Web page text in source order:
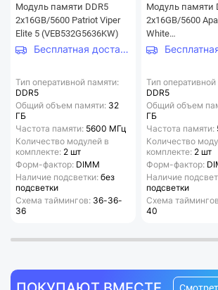
Модуль памяти DDR5
2x16GB/5600 Patriot Viper
Elite 5 (VEB532G5636KW)
Бесплатная доставка
Тип оперативной памяти:
DDR5
Общий объем памяти: 32
ГБ
Частота памяти: 5600 МГц
Количество модулей в
комплекте: 2 шт
Форм-фактор: DIMM
Наличие подсветки: без
подсветки
Схема таймингов: 36-36-
36
Модуль памяти
2x16GB/5600
White
Тип
DDR5
Общий объем
ГБ
Частота памяти:
Количество
комплекте: 2 шт
Форм-фактор:
Наличие
подсветки
Схема
40